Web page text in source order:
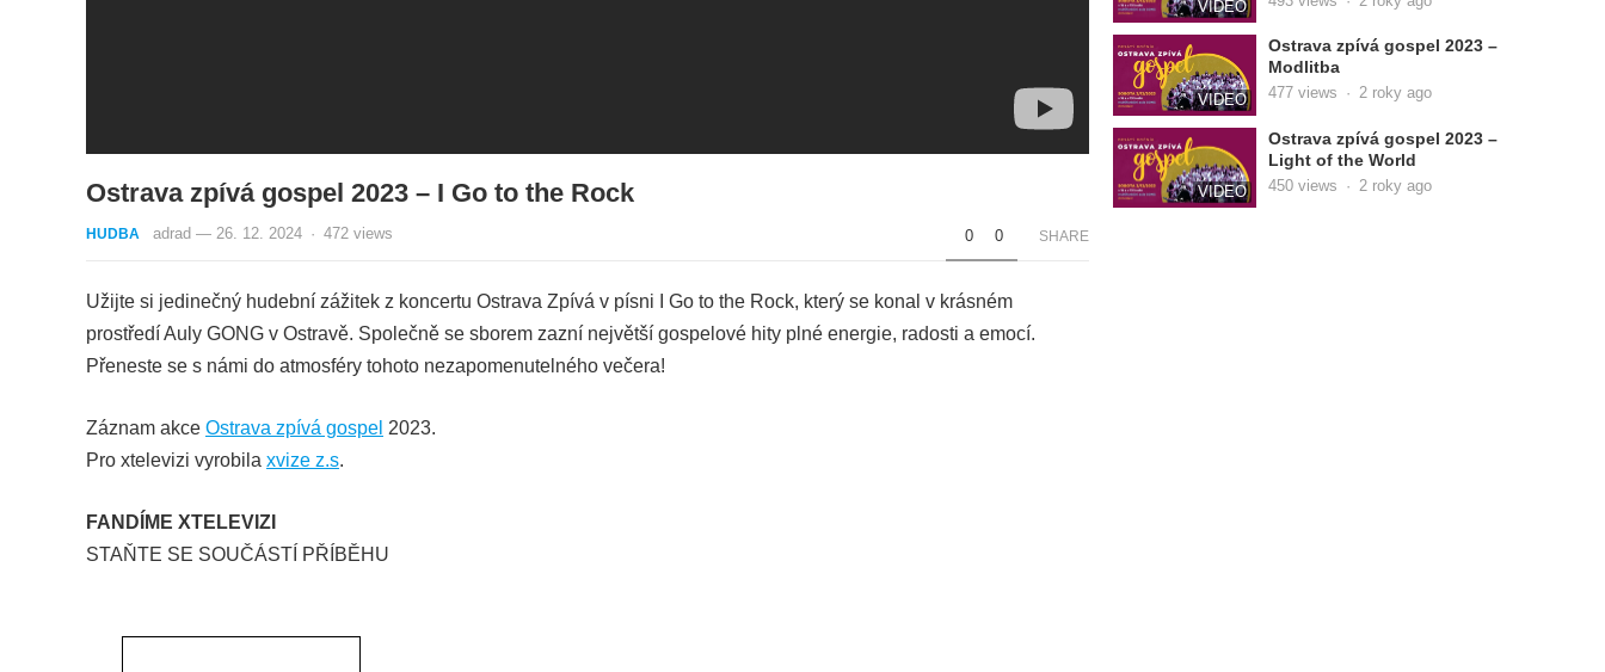
Ostrava zpívá gospel 2023 – I Go to the Rock
HUDBA adrad — 26. 12. 2024 · 472 views 0 0 SHARE
Užijte si jedinečný hudební zážitek z koncertu Ostrava Zpívá v písni I Go to the Rock, který se konal v krásném
prostředí Auly GONG v Ostravě. Společně se sborem zazní největší gospelové hity plné energie, radosti a emocí.
Přeneste se s námi do atmosféry tohoto nezapomenutelného večera!
Záznam akce Ostrava zpívá gospel 2023.
Pro xtelevizi vyrobila xvize z.s.
FANDÍME XTELEVIZI
STAŇTE SE SOUČÁSTÍ PŘÍBĚHU
VIDEO
VIDEO
Ostrava zpívá gospel 2023 –
Modlitba
477 views · 2 roky ago
VIDEO
Ostrava zpívá gospel 2023 –
Light of the World
450 views · 2 roky ago